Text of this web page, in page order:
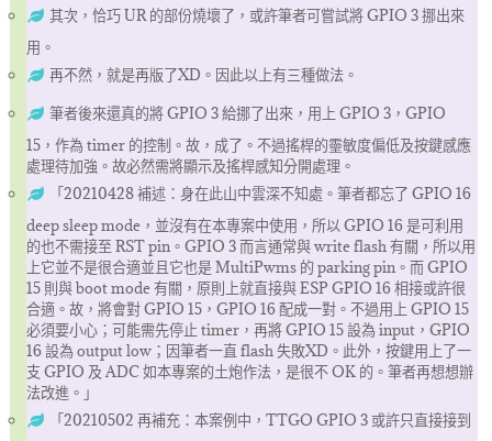
其次，恰巧 UR 的部份燒壞了，或許筆者可嘗試將 GPIO 3 挪出來
用。
再不然，就是再版了XD。因此以上有三種做法。
筆者後來還真的將 GPIO 3 給挪了出來，用上 GPIO 3，GPIO
15，作為 timer 的控制。故，成了。不過搖桿的𤫊敏度偏低及按鍵感應
處理待加強。故必然需將顯示及搖桿感知分開處理。
「20210428 補述：身在此山中雲深不知處。筆者都忘了 GPIO 16
deep sleep mode，並沒有在本專案中使用，所以 GPIO 16 是可利用
的也不需接至 RST pin。GPIO 3 而言通常與 write flash 有關，所以用
上它並不是很合適並且它也是 MultiPwms 的 parking pin。而 GPIO
15 則與 boot mode 有關，原則上就直接與 ESP GPIO 16 相接或許很
合適。故，將會對 GPIO 15，GPIO 16 配成一對。不過用上 GPIO 15
必須要小心；可能需先停止 timer，再將 GPIO 15 設為 input，GPIO
16 設為 output low；因筆者一直 flash 失敗XD。此外，按鍵用上了一
支 GPIO 及 ADC 如本專案的土炮作法，是很不 OK 的。筆者再想想辦
法改進。」
「20210502 再補充：本案例中，TTGO GPIO 3 或許只直接接到